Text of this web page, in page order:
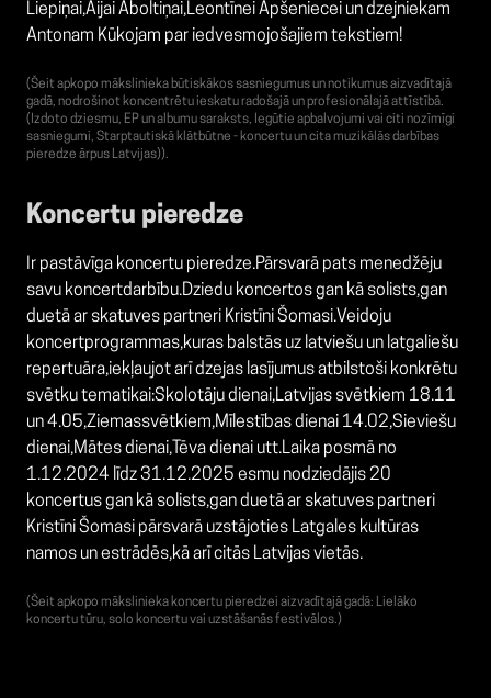
Liepiņai,Aijai Āboltiņai,Leontīnei Apšeniecei un dzejniekam
Antonam Kūkojam par iedvesmojošajiem tekstiem!
(Šeit apkopo mākslinieka būtiskākos sasniegumus un notikumus aizvadītajā
gadā, nodrošinot koncentrētu ieskatu radošajā un profesionālajā attīstībā.
(Izdoto dziesmu, EP un albumu saraksts, Iegūtie apbalvojumi vai citi nozīmīgi
sasniegumi, Starptautiskā klātbūtne - koncertu un cita muzikālās darbības
pieredze ārpus Latvijas)).
Koncertu pieredze
Ir pastāvīga koncertu pieredze.Pārsvarā pats menedžēju
savu koncertdarbību.Dziedu koncertos gan kā solists,gan
duetā ar skatuves partneri Kristīni Šomasi.Veidoju
koncertprogrammas,kuras balstās uz latviešu un latgaliešu
repertuāra,iekļaujot arī dzejas lasījumus atbilstoši konkrētu
svētku tematikai:Skolotāju dienai,Latvijas svētkiem 18.11
un 4.05,Ziemassvētkiem,Mīlestības dienai 14.02,Sieviešu
dienai,Mātes dienai,Tēva dienai utt.Laika posmā no
1.12.2024 līdz 31.12.2025 esmu nodziedājis 20
koncertus gan kā solists,gan duetā ar skatuves partneri
Kristīni Šomasi pārsvarā uzstājoties Latgales kultūras
namos un estrādēs,kā arī citās Latvijas vietās.
(Šeit apkopo mākslinieka koncertu pieredzei aizvadītajā gadā: Lielāko
koncertu tūru, solo koncertu vai uzstāšanās festivālos.)